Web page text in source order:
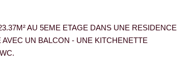
AU 5EME ETAGE DANS UNE RESIDENCE
UN BALCON - UNE KITCHENETTE